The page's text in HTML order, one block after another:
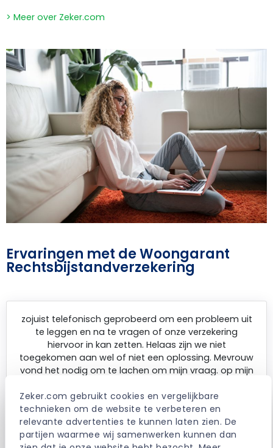
Zeker.com gebruikt cookies en vergelijkbare
technieken om de website te verbeteren en
relevante advertenties te kunnen laten zien. De
partijen waarmee wij samenwerken kunnen dan
> Meer over Zeker.com
Ervaringen met de Woongarant
Rechtsbijstandverzekering
zojuist telefonisch geprobeerd om een probleem uit
te leggen en na te vragen of onze verzekering
hiervoor in kan zetten. Helaas zijn we niet
toegekomen aan wel of niet een oplossing. Mevrouw
vond het nodig om te lachen om mijn vraag. op mijn
lachen om mijn zorgen vroeg ze: “kan ik anders nog
wat voor u doen”. Ik heb gezegd dat een excuus op
zijn plaats zou zijn maar daar dacht zij anders over.
Inhoudelijk zal ze waarschijnlijk wel gelijk hebben maar